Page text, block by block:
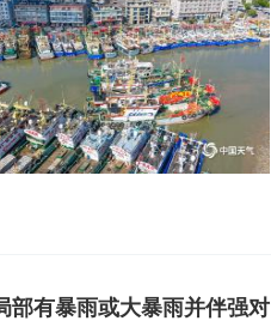
部有暴雨或大暴雨并伴强对